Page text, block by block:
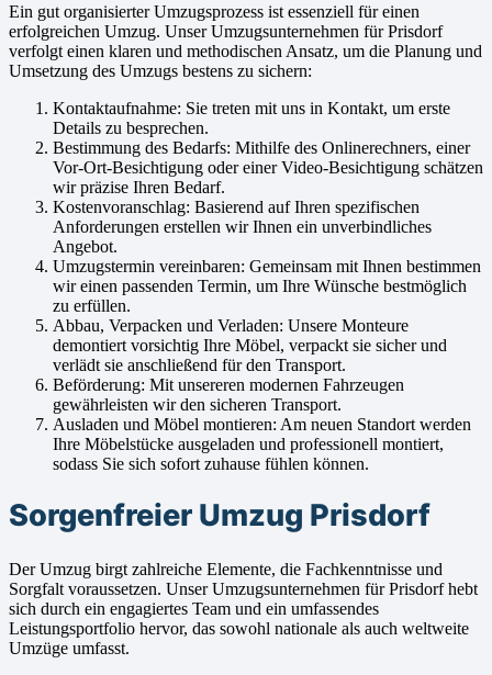
Ein gut organisierter Umzugsprozess ist essenziell für einen
erfolgreichen Umzug. Unser Umzugsunternehmen für Prisdorf
verfolgt einen klaren und methodischen Ansatz, um die Planung und
Umsetzung des Umzugs bestens zu sichern:
Kontaktaufnahme: Sie treten mit uns in Kontakt, um erste
Details zu besprechen.
Bestimmung des Bedarfs: Mithilfe des Onlinerechners, einer
Vor-Ort-Besichtigung oder einer Video-Besichtigung schätzen
wir präzise Ihren Bedarf.
Kostenvoranschlag: Basierend auf Ihren spezifischen
Anforderungen erstellen wir Ihnen ein unverbindliches
Angebot.
Umzugstermin vereinbaren: Gemeinsam mit Ihnen bestimmen
wir einen passenden Termin, um Ihre Wünsche bestmöglich
zu erfüllen.
Abbau, Verpacken und Verladen: Unsere Monteure
demontiert vorsichtig Ihre Möbel, verpackt sie sicher und
verlädt sie anschließend für den Transport.
Beförderung: Mit unsereren modernen Fahrzeugen
gewährleisten wir den sicheren Transport.
Ausladen und Möbel montieren: Am neuen Standort werden
Ihre Möbelstücke ausgeladen und professionell montiert,
sodass Sie sich sofort zuhause fühlen können.
Sorgenfreier Umzug Prisdorf
Der Umzug birgt zahlreiche Elemente, die Fachkenntnisse und
Sorgfalt voraussetzen. Unser Umzugsunternehmen für Prisdorf hebt
sich durch ein engagiertes Team und ein umfassendes
Leistungsportfolio hervor, das sowohl nationale als auch weltweite
Umzüge umfasst.